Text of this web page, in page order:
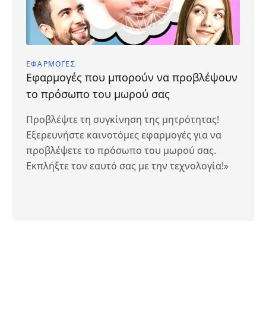
ΕΦΑΡΜΟΓΈΣ
Εφαρμογές που μπορούν να προβλέψουν
το πρόσωπο του μωρού σας
Προβλέψτε τη συγκίνηση της μητρότητας!
Εξερευνήστε καινοτόμες εφαρμογές για να
προβλέψετε το πρόσωπο του μωρού σας.
Εκπλήξτε τον εαυτό σας με την τεχνολογία!»